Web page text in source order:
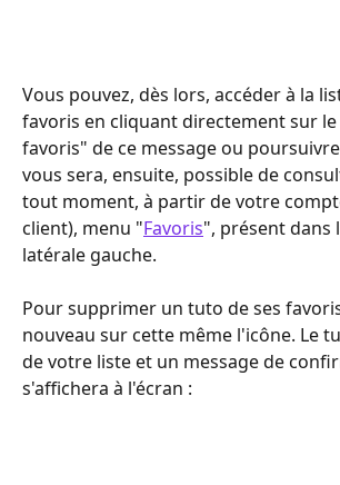
Vous pouvez, dès lors, accéder à la
favoris en cliquant directement sur le
favoris" de ce message ou
vous sera, ensuite, possible de
tout moment, à partir de votre
client), menu "Favoris", présent dans
latérale gauche.
Pour supprimer un tuto de ses
nouveau sur cette même l'icône. Le
de votre liste et un message de
s'affichera à l'écran :